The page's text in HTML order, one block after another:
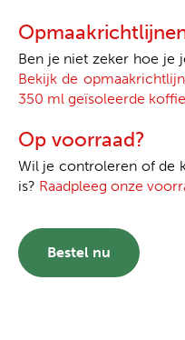
Ben je niet zeker hoe je
Bekijk de
350 ml geïsoleerde
Op voorraad?
Wil je controleren of de
is? Raadpleeg onze
Bestel nu